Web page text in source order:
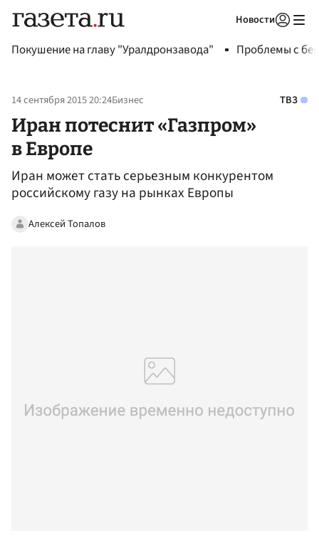
Новости
Покушение на главу "Уралдронзавода" Проблемы с
14 сентября 2015 20:24Бизнес ТВЗ
Иран потеснит «Газпром»
в Европе
Иран может стать серьезным конкурентом
российскому газу на рынках Европы
Алексей Топалов